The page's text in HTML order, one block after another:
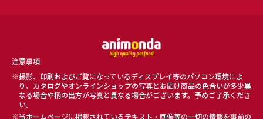
注意事項
撮影、印刷およびご覧になっているディスプレイ等のパソコン環境によ
り、カタログやオンラインショップの写真とお届け商品の色合いが多少異
なる場合や柄の出方が写真と異なる場合がございます。予めご了承くださ
い。
当ホームページに掲載されているテキスト・画像等の一切の情報を事前の